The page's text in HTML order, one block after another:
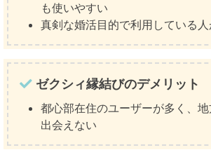
も使いやすい
真剣な婚活目的で利用している
ゼクシィ縁結びのデメリット
都心部在住のユーザーが多く、
出会えない